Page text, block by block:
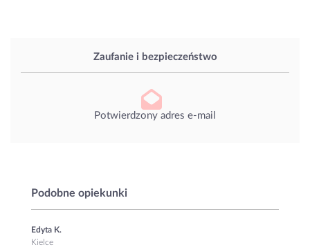
Zaufanie i bezpieczeństwo
Potwierdzony adres e-mail
Podobne opiekunki
Edyta K.
Kielce